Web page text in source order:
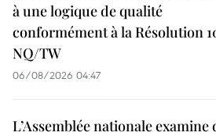
à une logique de qualité
conformément à la Résolution
NQ/TW
06/08/2026 04:47
L’Assemblée nationale examine